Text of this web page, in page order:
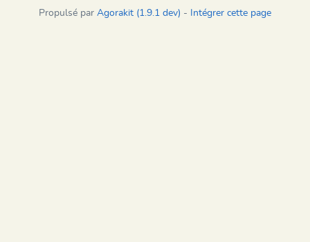
Propulsé par Agorakit (1.9.1 dev) - Intégrer cette page